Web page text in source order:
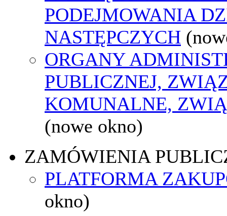
PODEJMOWANIA
NASTĘPCZYCH
ORGANY
PUBLICZNEJ,
KOMUNALNE,
(nowe okno)
ZAMÓWIENIA
PLATFORMA
okno)